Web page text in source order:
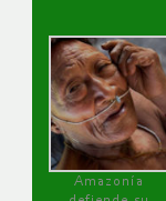
Amazonía